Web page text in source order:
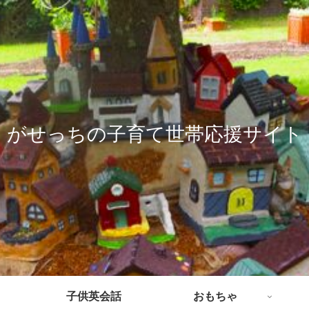
がせっちの子育て世帯応援サイト
子供英会話 おもちゃ